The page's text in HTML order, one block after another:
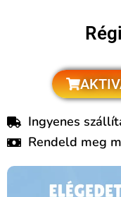
Ingyenes
Rendeld meg